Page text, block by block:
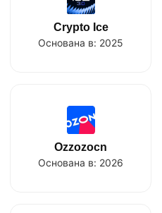
Crypto Ice
Основана в: 2025
Ozzozocn
Основана в: 2026